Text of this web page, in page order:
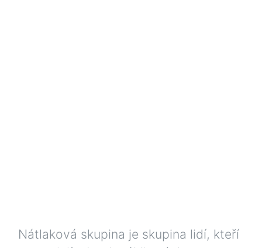
Nátlaková skupina je skupina lidí, kteří